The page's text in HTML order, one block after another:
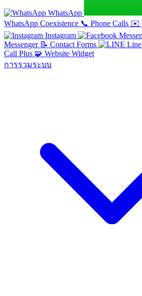
WhatsApp
WhatsApp Coexistence 📞 Phone Calls ✉️
Instagram
Messenger 📝 Contact Forms Line
Call Plus 🧩 Website Widget
การรวมระบบ